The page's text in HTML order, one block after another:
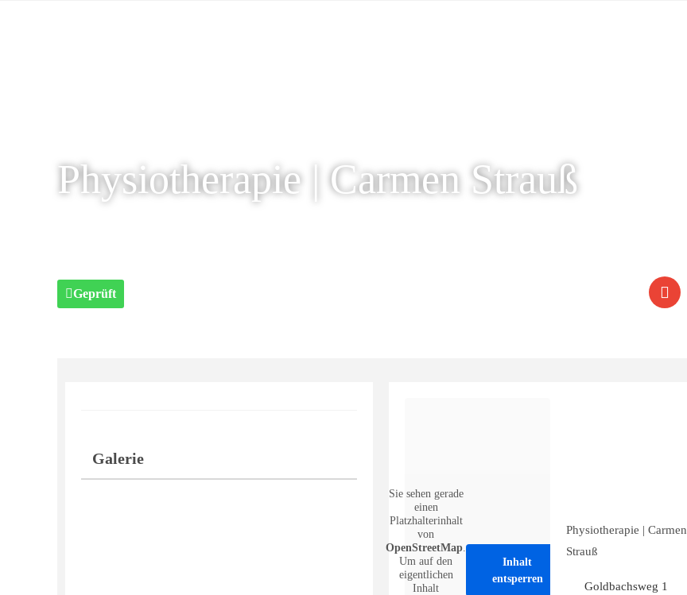
Physiotherapie | Carmen Strauß
Geprüft
Galerie
Sie sehen gerade
einen
Platzhalterinhalt
von
OpenStreetMap.
Um auf den
eigentlichen
Inhalt
Inhalt
entsperren
Physiotherapie | Carmen
Strauß
Goldbachsweg 1